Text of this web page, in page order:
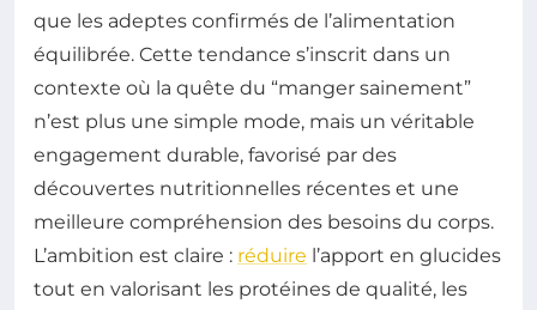
que les adeptes confirmés de l’alimentation
équilibrée. Cette tendance s’inscrit dans un
contexte où la quête du “manger sainement”
n’est plus une simple mode, mais un véritable
engagement durable, favorisé par des
découvertes nutritionnelles récentes et une
meilleure compréhension des besoins du corps.
L’ambition est claire : réduire l’apport en glucides
tout en valorisant les protéines de qualité, les